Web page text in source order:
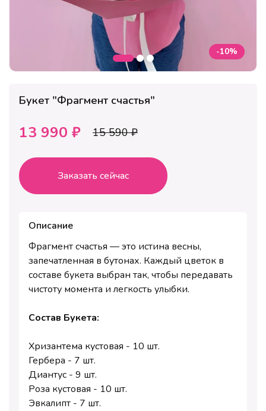
-10%
Букет "Фрагмент счастья"
13 990 ₽ 15 590 ₽
Заказать сейчас
Описание
Фрагмент счастья — это истина весны,
запечатленная в бутонах. Каждый цветок в
составе букета выбран так, чтобы передавать
чистоту момента и легкость улыбки.
Состав Букета:
Хризантема кустовая - 10 шт.
Гербера - 7 шт.
Диантус - 9 шт.
Роза кустовая - 10 шт.
Эвкалипт - 7 шт.